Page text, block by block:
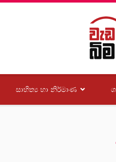
සාහිත්‍ය හා නිර්මාණ